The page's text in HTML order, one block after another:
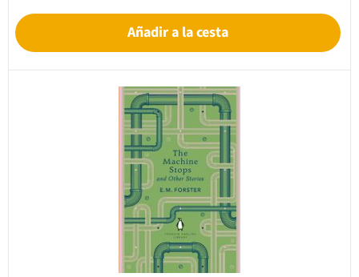
Añadir a la cesta